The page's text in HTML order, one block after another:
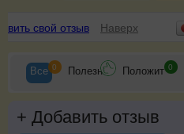
Отзывы
свой отзыв Наверх
Все 0 Полезн Положит 0
+ Добавить отзыв